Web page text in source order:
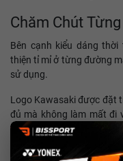
Chăm Chút
Bên cạnh kiểu dáng
thiện tỉ mỉ ở từng đường
sử dụng.
Logo Kawasaki được đặt
đủ mà không làm mất đi
chi tiết đều hướng đến sự
một thương hiệu thể thao